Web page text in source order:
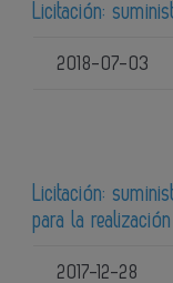
Licitación:
2018-07-03
Licitación:
para la
2017-12-28